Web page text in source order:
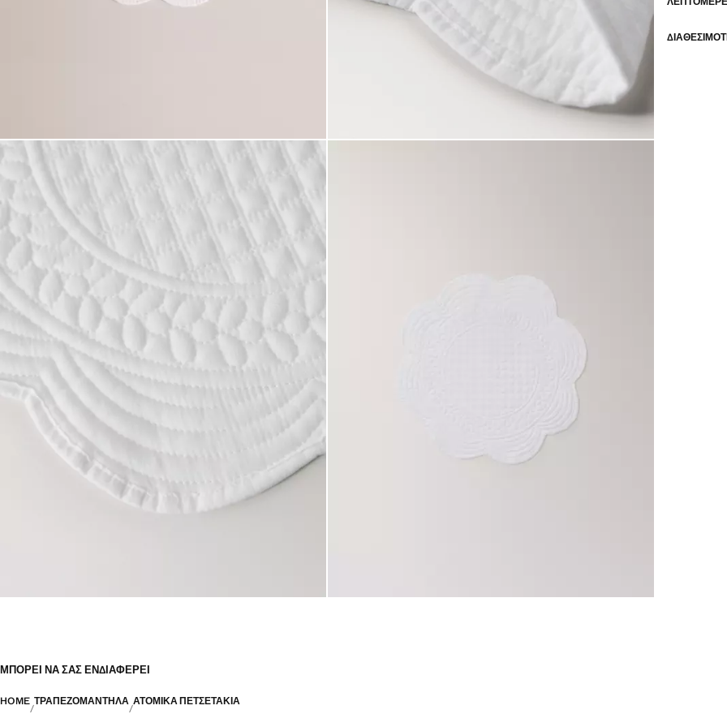
ΜΠΟΡΕΊ ΝΑ ΣΑΣ ΕΝΔΙΑΦΈΡΕΙ
HOME ΤΡΑΠΕΖΟΜΆΝΤΗΛΑ ΑΤΟΜΙΚΆ ΠΕΤΣΕΤΆΚΙΑ